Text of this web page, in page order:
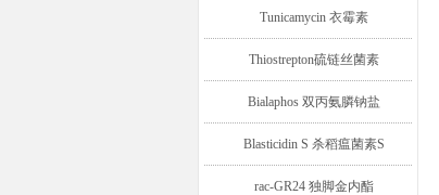
Tunicamycin 衣霉素
Thiostrepton硫链丝菌素
Bialaphos 双丙氨膦钠盐
Blasticidin S 杀稻瘟菌素S
rac-GR24 独脚金内酯